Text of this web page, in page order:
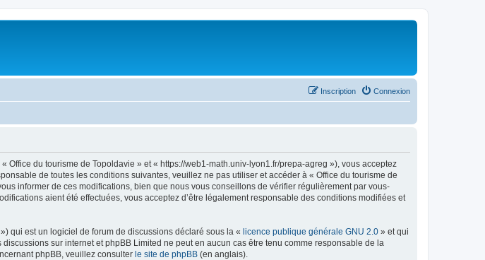
Connexion
Inscription
du tourisme de Topoldavie » et « https://web1-math.univ-lyon1.fr/prepa-agreg »), vous acceptez
de toutes les conditions suivantes, veuillez ne pas utiliser et accéder à « Office du tourisme de
informer de ces modifications, bien que nous vous conseillons de vérifier régulièrement par vous-
aient été effectuées, vous acceptez d’être légalement responsable des conditions modifiées et
qui est un logiciel de forum de discussions déclaré sous la « licence publique générale GNU 2.0 » et qui
sur internet et phpBB Limited ne peut en aucun cas être tenu comme responsable de la
phpBB, veuillez consulter le site de phpBB (en anglais).